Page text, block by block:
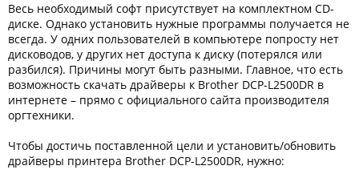
Весь необходимый софт присутствует на комплектном CD-
диске. Однако установить нужные программы получается не
всегда. У одних пользователей в компьютере попросту нет
дисководов, у других нет доступа к диску (потерялся или
разбился). Причины могут быть разными. Главное, что есть
возможность скачать драйверы к Brother DCP-L2500DR в
интернете – прямо с официального сайта производителя
оргтехники.
Чтобы достичь поставленной цели и установить/обновить
драйверы принтера Brother DCP-L2500DR, нужно: